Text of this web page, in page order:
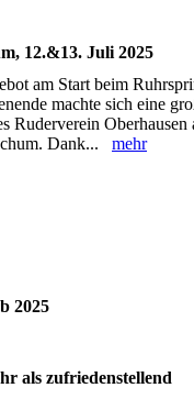
12.&13. Juli 2025
am Start beim
machte sich eine
Ruderverein Oberhausen
Dank... mehr
2025
als zufriedenstellend